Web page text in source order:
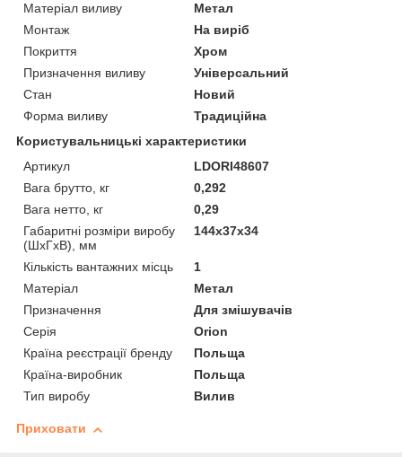
Матеріал виливу
Метал
Монтаж
На виріб
Покриття
Хром
Призначення виливу
Універсальний
Стан
Новий
Форма виливу
Традиційна
Користувальницькі характеристики
Артикул
LDORI48607
Вага брутто, кг
0,292
Вага нетто, кг
0,29
Габаритні розміри виробу
(ШхГхВ), мм
144x37x34
Кількість вантажних місць
1
Матеріал
Метал
Призначення
Для змішувачів
Серія
Orion
Країна реєстрації бренду
Польща
Країна-виробник
Польща
Тип виробу
Вилив
Приховати